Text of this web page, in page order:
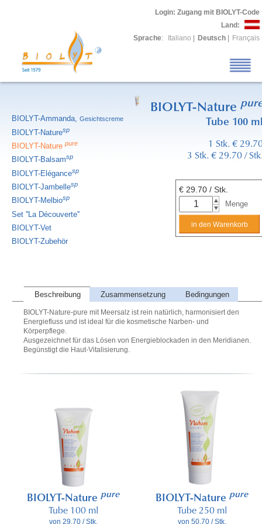
Login: Zugang mit BIOLYT-Code
Land:
Sprache: Italiano Deutsch Français
BIOLYT-Ammanda, Gesichtscreme
BIOLYT-Naturesp
BIOLYT-Naturepure
BIOLYT-Balsamsp
BIOLYT-Elégancesp
BIOLYT-Jambellesp
BIOLYT-Melbiosp
Set ''La Découverte''
BIOLYT-Vet
BIOLYT-Zubehör
BIOLYT-Nature
Tube 100
1 Stk. €
3 Stk. € 29.70 /
€ 29.70 / Stk.
Menge
Beschreibung Zusammensetzung Bedingungen
BIOLYT-Nature-pure mit Meersalz ist rein natürlich, harmonisiert den
Energiefluss und ist ideal für die kosmetische Narben- und
Körperpflege.
Ausgezeichnet für das Lösen von Energieblockaden in den Meridianen.
Begünstigt die Haut-Vitalisierung.
BIOLYT-Nature pure
Tube 100 ml
von 29.70 / Stk.
BIOLYT-Nature pure
Tube 250 ml
von 50.70 / Stk.